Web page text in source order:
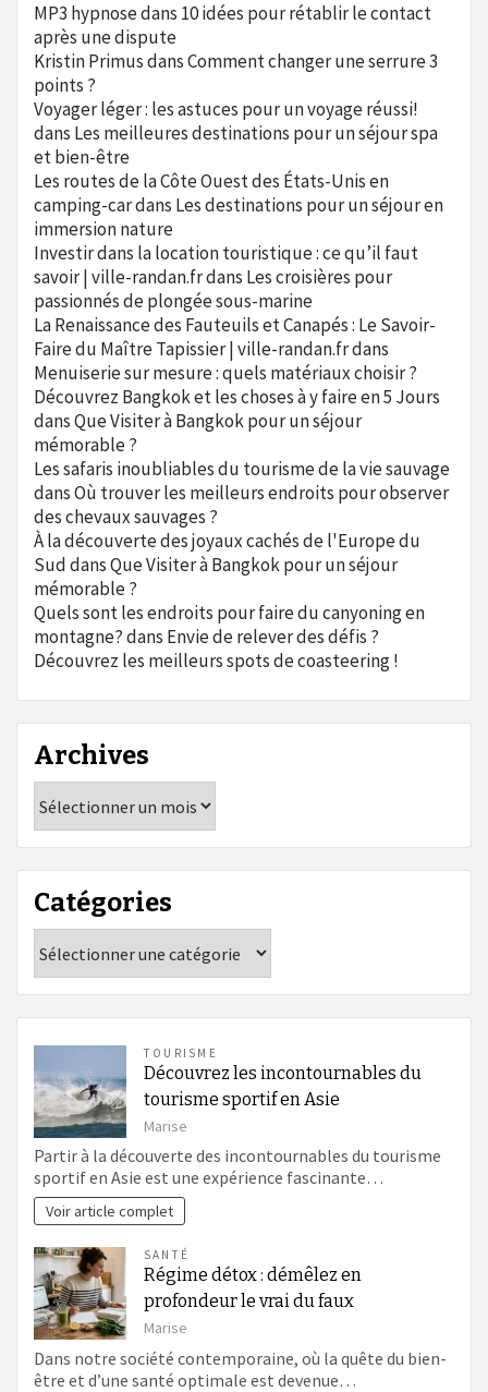
MP3 hypnosedans 10 idées pour rétablir le contact
après une dispute
Kristin PrimusdansComment changer une serrure 3
points ?
Voyager léger : les astuces pour un voyage réussi!
dans Les meilleures destinations pour un séjour spa
et bien-être
Les routes de la Côte Ouest des États-Unis en
camping-cardans Les destinations pour un séjour en
immersion nature
Investir dans la location touristique : ce qu’il faut
savoir | ville-randan.frdans Les croisières pour
passionnés de plongée sous-marine
La Renaissance des Fauteuils et Canapés : Le Savoir-
Faire du Maître Tapissier | ville-randan.frdans
Menuiserie sur mesure : quels matériaux choisir ?
Découvrez Bangkok et les choses à y faire en 5 Jours
dansQue Visiter à Bangkok pour un séjour
mémorable ?
Les safaris inoubliables du tourisme de la vie sauvage
dansOù trouver les meilleurs endroits pour observer
des chevaux sauvages ?
À la découverte des joyaux cachés de l'Europe du
SuddansQue Visiter à Bangkok pour un séjour
mémorable ?
Quels sont les endroits pour faire du canyoning en
montagne?dans Envie de relever des défis ?
Découvrez les meilleurs spots de coasteering !
Archives
Catégories
TOURISME
Découvrez les incontournables du
tourisme sportif en Asie
Marise
Partir à la découverte des incontournables du tourisme
sportif en Asie est une expérience fascinante…
Voir article complet
SANTÉ
Régime détox : démêlez en
profondeur le vrai du faux
Marise
Dans notre société contemporaine, où la quête du bien-
être et d’une santé optimale est devenue…